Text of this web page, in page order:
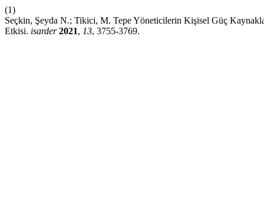
(1)
Seçkin, Şeyda N.; Tikici, M. Tepe Yöneticilerin Kişisel Güç
Etkisi. isarder 2021, 13, 3755-3769.